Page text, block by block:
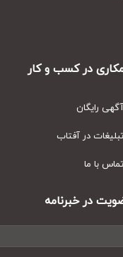
در کسب و کار
رایگان
در آفتاب
با ما
در خبرنامه